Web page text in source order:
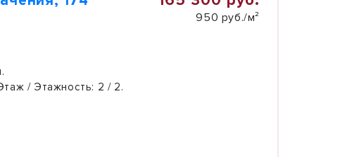
950 руб./м²
/ Этажность: 2 / 2.